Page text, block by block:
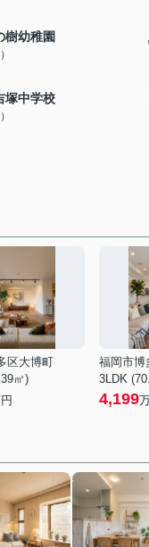
樹幼稚園
塚中学校
区大博町
㎡)
3LDK
4,199